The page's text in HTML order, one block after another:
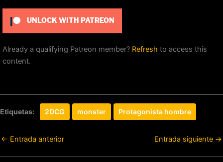
UNLOCK WITH PATREON
Already a qualifying Patreon member? Refresh to access this
content.
Etiquetas: 2DCG monster Protagonista hombre
← Entrada anterior Entrada siguiente →